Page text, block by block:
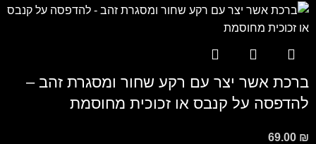
ברכת אשר יצר עם רקע שחור ומסגרת זהב –
להדפסה על קנבס או זכוכית מחוסמת
69.00 ₪